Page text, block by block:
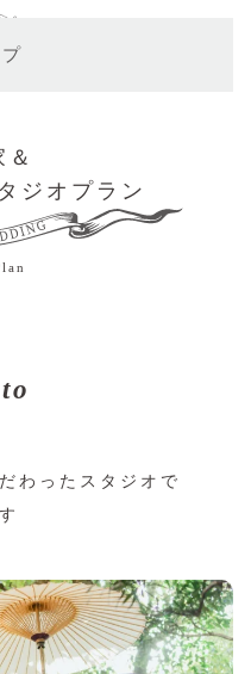
＆
ジオプラン
わったスタジオで